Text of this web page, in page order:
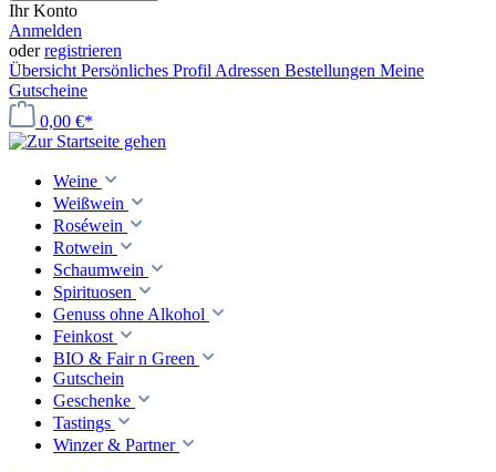
Ihr Konto
Anmelden
oderregistrieren
Übersicht Persönliches Profil Adressen Bestellungen Meine
Gutscheine
0,00 €*
Weine
Weißwein
Roséwein
Rotwein
Schaumwein
Spirituosen
Genuss ohne Alkohol
Feinkost
BIO & Fair n Green
Gutschein
Geschenke
Tastings
Winzer & Partner